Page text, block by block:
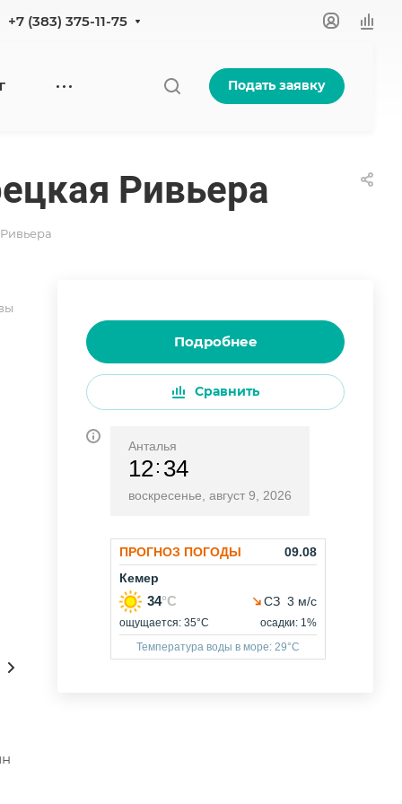
+7 (383) 375-11-75
Подать заявку
Ривьера
Подробнее
Сравнить
Анталья
12 34
воскресенье, август 9, 2026
Расписание/Тарифы